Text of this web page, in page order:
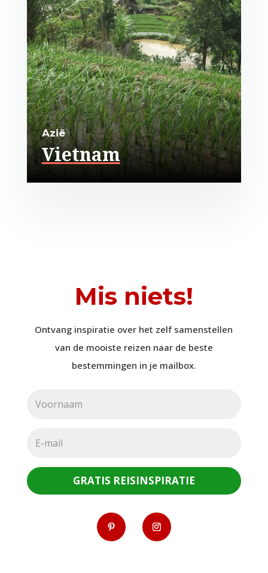
Azië
Vietnam
Mis niets!
Ontvang inspiratie over het zelf samenstellen
van de mooiste reizen naar de beste
bestemmingen in je mailbox.
GRATIS REISINSPIRATIE